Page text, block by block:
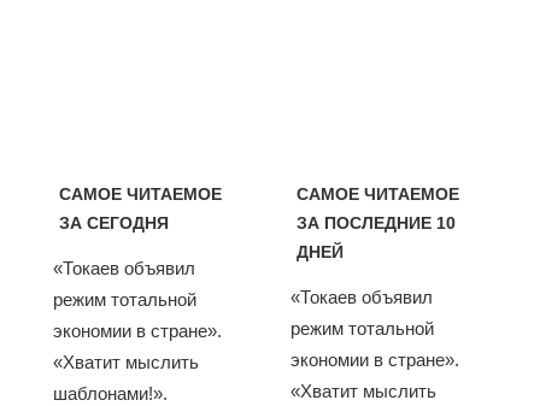
САМОЕ ЧИТАЕМОЕ
ЗА СЕГОДНЯ
«Токаев объявил
режим тотальной
экономии в стране».
«Хватит мыслить
шаблонами!».
САМОЕ ЧИТАЕМОЕ
ЗА ПОСЛЕДНИЕ 10
ДНЕЙ
«Токаев объявил
режим тотальной
экономии в стране».
«Хватит мыслить